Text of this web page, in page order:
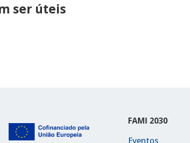
ser úteis
FAMI 2030
Eventos